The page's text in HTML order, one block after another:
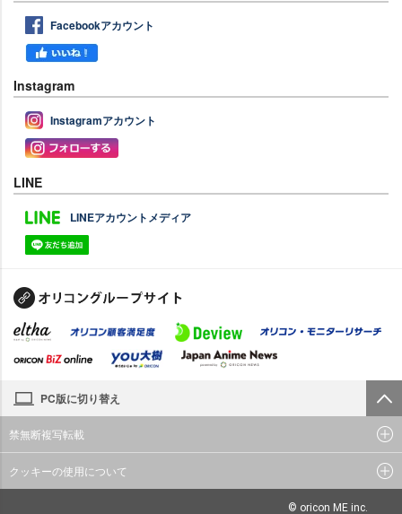
Facebookアカウント
Instagram
Instagramアカウント
LINE
LINEアカウントメディア
PC版に切り替え
禁無断複写転載
クッキーの使用について
© oricon ME inc.